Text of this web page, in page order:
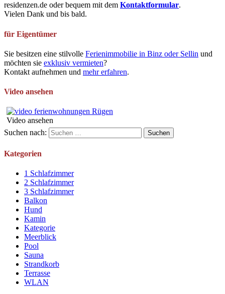
residenzen.de oder bequem mit dem Kontaktformular.
Vielen Dank und bis bald.
für Eigentümer
Sie besitzen eine stilvolle Ferienimmobilie in Binz oder Sellin und
möchten sie exklusiv vermieten?
Kontakt aufnehmen und mehr erfahren.
Video ansehen
Video ansehen
Suchen nach:
Kategorien
1 Schlafzimmer
2 Schlafzimmer
3 Schlafzimmer
Balkon
Hund
Kamin
Kategorie
Meerblick
Pool
Sauna
Strandkorb
Terrasse
WLAN